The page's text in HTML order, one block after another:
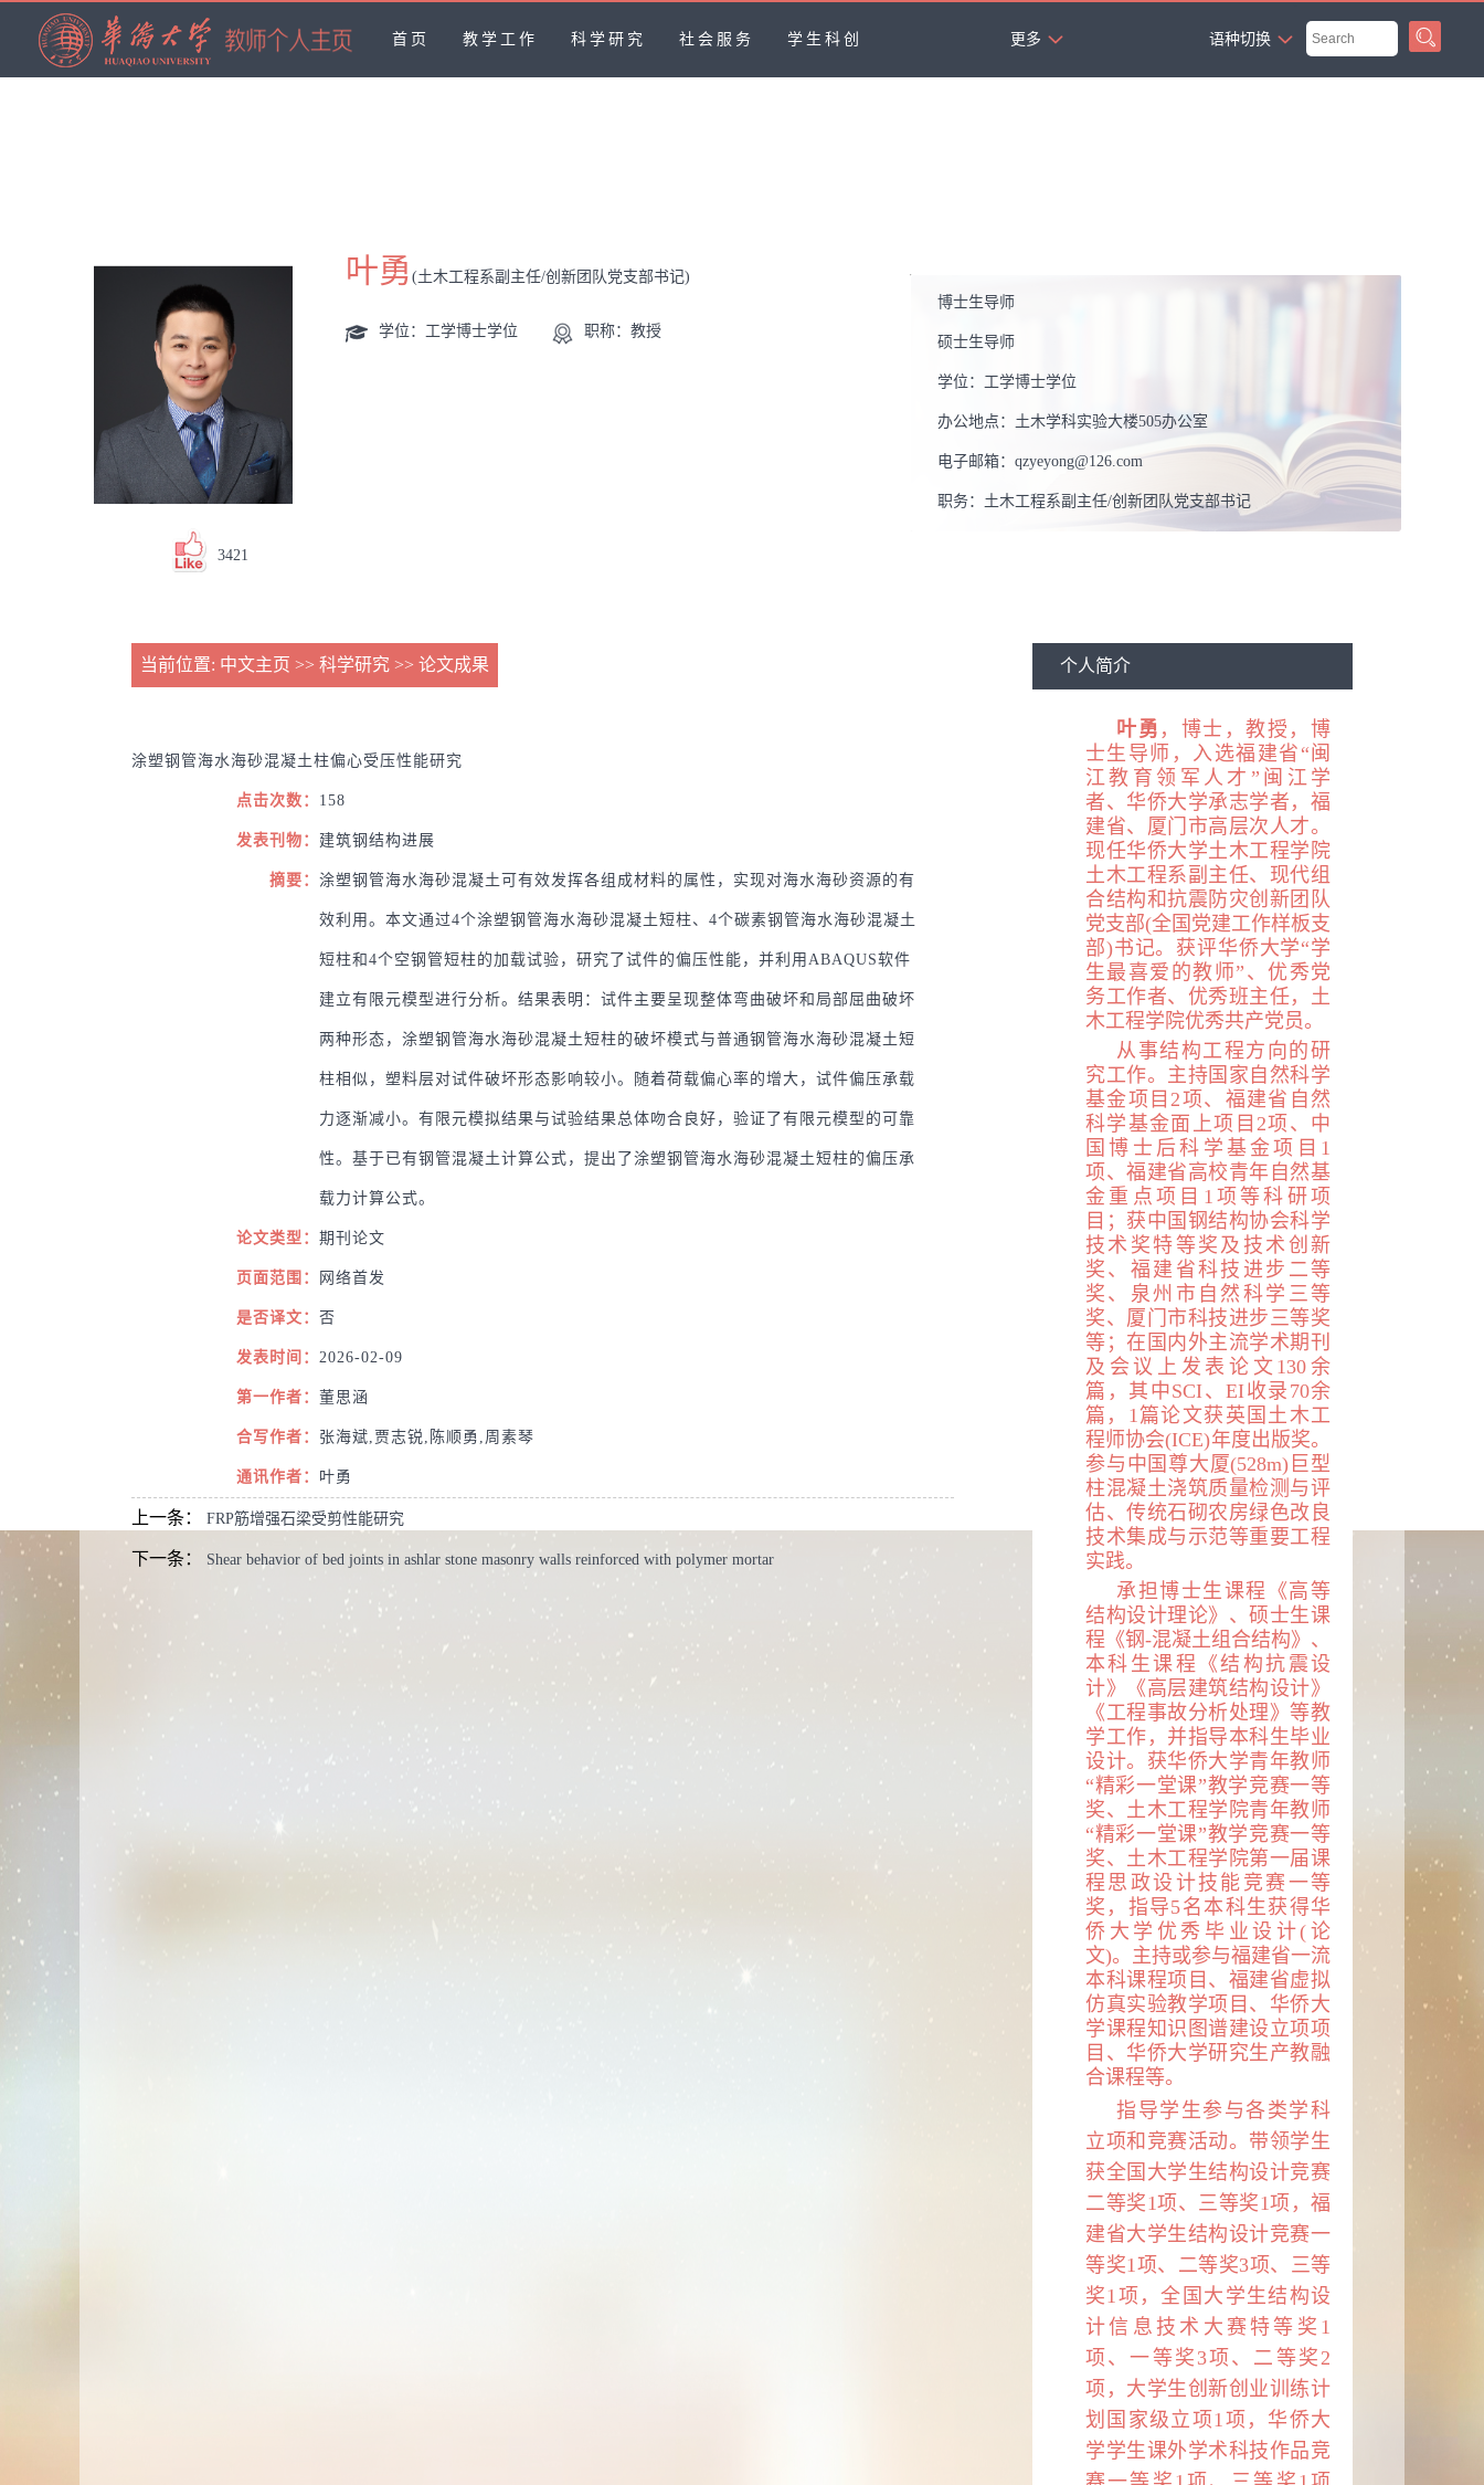
首页 教学工作 科学研究 社会服务 学生科创 更多
语种切换
3421
叶勇 (土木工程系副主任/创新团队党支部书记)
学位：工学博士学位 职称：教授
博士生导师
硕士生导师
学位： 工学博士学位
办公地点： 土木学科实验大楼505办公室
电子邮箱： qzyeyong@126.com
职务： 土木工程系副主任/创新团队党支部书记
当前位置: 中文主页 >> 科学研究 >> 论文成果
涂塑钢管海水海砂混凝土柱偏心受压性能研究
点击次数： 158
发表刊物： 建筑钢结构进展
摘要： 涂塑钢管海水海砂混凝土可有效发挥各组成材料的属性，实现对海水海砂资源的有
效利用。本文通过4个涂塑钢管海水海砂混凝土短柱、4个碳素钢管海水海砂混凝土
短柱和4个空钢管短柱的加载试验，研究了试件的偏压性能，并利用ABAQUS软件
建立有限元模型进行分析。结果表明：试件主要呈现整体弯曲破坏和局部屈曲破坏
两种形态，涂塑钢管海水海砂混凝土短柱的破坏模式与普通钢管海水海砂混凝土短
柱相似，塑料层对试件破坏形态影响较小。随着荷载偏心率的增大，试件偏压承载
力逐渐减小。有限元模拟结果与试验结果总体吻合良好，验证了有限元模型的可靠
性。基于已有钢管混凝土计算公式，提出了涂塑钢管海水海砂混凝土短柱的偏压承
载力计算公式。
论文类型： 期刊论文
页面范围： 网络首发
是否译文： 否
发表时间： 2026-02-09
第一作者： 董思涵
合写作者： 张海斌,贾志锐,陈顺勇,周素琴
通讯作者： 叶勇
上一条： FRP筋增强石梁受剪性能研究
下一条： Shear behavior of bed joints in ashlar stone masonry walls reinforced with polymer mortar
个人简介
叶勇 ， 博士，教授，博
士生导师，入选福建省“闽
江教育领军人才”闽江学
者、华侨大学承志学者，福
建省、厦门市高层次人才。
现任华侨大学土木工程学院
土木工程系副主任、现代组
合结构和抗震防灾创新团队
党支部(全国党建工作样板支
部)书记。获评华侨大学“学
生最喜爱的教师”、优秀党
务工作者、优秀班主任，土
木工程学院优秀共产党员。
从事结构工程方向的研
究工作。主持国家自然科学
基金项目2项、福建省自然
科学基金面上项目 2项、中
国博士后科学基金项目 1
项、福建省高校青年自然基
金重点项目 1 项等科研项
目；获中国钢结构协会科学
技术奖特等奖及技术创新
奖、福建省科技进步二等
奖、泉州市自然科学三等
奖、厦门市科技进步三等奖
等；在国内外主流学术期刊
及会议上发表论文 130 余
篇，其中SCI、 EI收录 70余
篇， 1篇论文获英国土木工
程师协会(ICE)年度出版奖。
参与中国尊大厦(528m)巨型
柱混凝土浇筑质量检测与评
估、传统石砌农房绿色改良
技术集成与示范等重要工程
实践。
承担博士生课程《高等
结构设计理论》、硕士生课
程《钢-混凝土组合结构》、
本科生课程《结构抗震设
计》《高层建筑结构设计》
《工程事故分析处理》等教
学工作，并指导本科生毕业
设计。获华侨大学青年教师
“精彩一堂课”教学竞赛一等
奖、土木工程学院青年教师
“精彩一堂课”教学竞赛一等
奖、土木工程学院第一届课
程思政设计技能竞赛一等
奖，指导5名本科生获得华
侨大学优秀毕业设计(论
文)。主持或参与福建省一流
本科课程项目、福建省虚拟
仿真实验教学项目、华侨大
学课程知识图谱建设立项项
目、华侨大学研究生产教融
合课程等。
指导学生参与各类学科
立项和竞赛活动。带领学生
获全国大学生结构设计竞赛
二等奖1项、三等奖1项，福
建省大学生结构设计竞赛一
等奖1项、二等奖3项、三等
奖1项，全国大学生结构设
计信息技术大赛特等奖 1
项、一等奖 3项、二等奖2
项，大学生创新创业训练计
划国家级立项 1项，华侨大
学学生课外学术科技作品竞